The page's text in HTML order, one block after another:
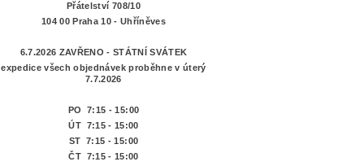
Přátelství 708/10
104 00 Praha 10 - Uhříněves
6.7.2026 ZAVŘENO - STÁTNÍ SVÁTEK
expedice všech objednávek proběhne v úterý
7.7.2026
PO 7:15 - 15:00
ÚT 7:15 - 15:00
ST 7:15 - 15:00
ČT 7:15 - 15:00